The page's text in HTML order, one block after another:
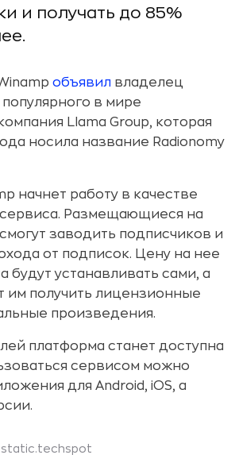
и получать до 85%
объявил владелец
в мире
Llama Group, которая
носила название Radionomy
начнет работу в качестве
Размещающиеся на
заводить подписчиков и
от подписок. Цену на нее
будут устанавливать сами, а
им получить лицензионные
произведения.
платформа станет доступна
сервисом можно
для Android, iOS, а
static.techspot